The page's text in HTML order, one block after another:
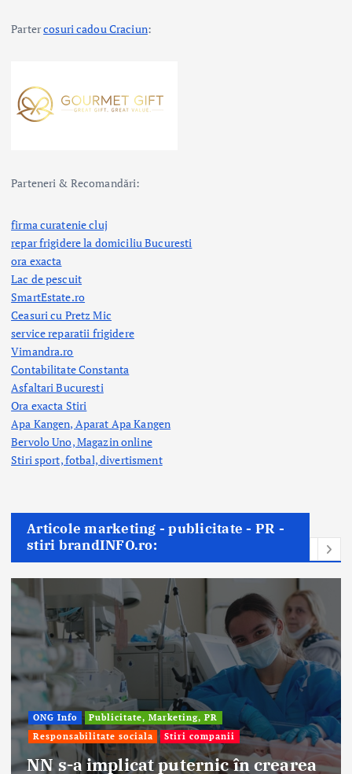
Partercosuri cadou Craciun:
Parteneri & Recomandări:
firma curatenie cluj
repar frigidere la domiciliu Bucuresti
ora exacta
Lac de pescuit
SmartEstate.ro
Ceasuri cu Pretz Mic
service reparatii frigidere
Vimandra.ro
Contabilitate Constanta
Asfaltari Bucuresti
Ora exacta Stiri
Apa Kangen, Aparat Apa Kangen
Bervolo Uno, Magazin online
Stiri sport, fotbal,divertisment
Articole marketing - publicitate - PR -
stiri brandINFO.ro:
PR
companii
în crearea
Afaceri & Economie
Stiri companii